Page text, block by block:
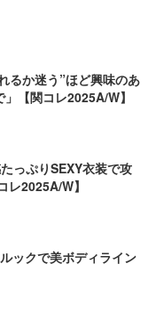
るか迷う”ほど興味のあ
【関コレ2025A/W】
っぷりSEXY衣装で攻
レ2025A/W】
ックで美ボディライン